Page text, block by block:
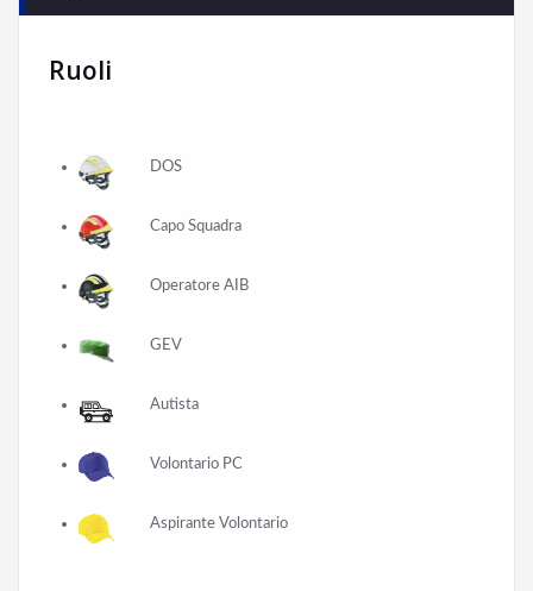
Ruoli
DOS
Capo Squadra
Operatore AIB
GEV
Autista
Volontario PC
Aspirante Volontario